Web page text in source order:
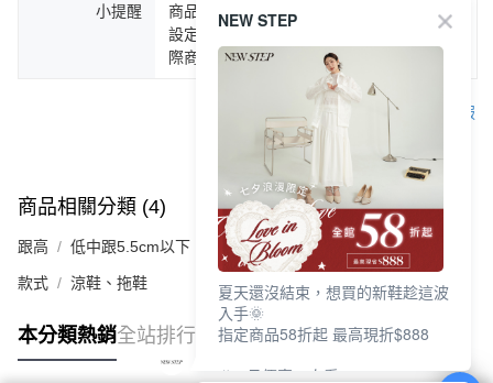
小提醒
商品圖片顏色會因拍攝燈光環境或個人螢幕
設定不同，而造成部份色差現象，顏色以實
際商品為主。
客服
商品相關分類 (4) 查看全部
跟高 低中跟5.5cm以下
款式 涼鞋、拖鞋
本分類熱銷全站排行
NEW STEP
夏天還沒結束，想買的新鞋趁這波
入手🌞
指定商品58折起 最高現折$888
🎉 8月優惠一次看